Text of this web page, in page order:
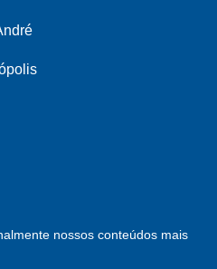
nossos conteúdos mais